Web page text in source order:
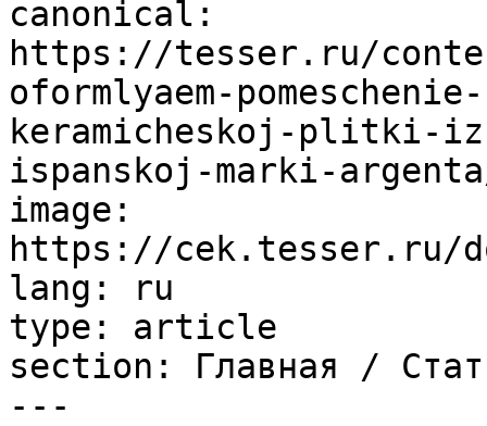
canonical:
https://tesser.ru/
oformlyaem-
keramicheskoj-plitki-
ispanskoj-marki-
image:
https://cek.tesser.ru/
lang: ru
type: article
section: Главная /
---